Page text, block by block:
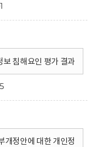
보 침해요인 평가 결과
개정안에 대한 개인정